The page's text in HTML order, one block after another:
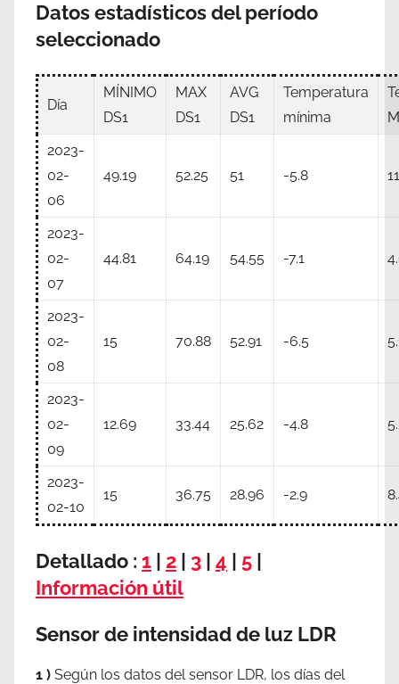
Datos estadísticos del período
seleccionado
Día
MÍNIMO
DS1
MAX
DS1
AVG
DS1
Temperatura
mínima
2023-
02-
06
49.19 52.25 51 -5.8
2023-
02-
07
44.81 64.19 54.55 -7.1
2023-
02-
08
15 70.88 52.91 -6.5
2023-
02-
09
12.69 33.44 25.62 -4.8
2023-
02-10
15 36.75 28.96 -2.9
Detallado : 1 2 3 4 5
Información útil
Sensor de intensidad de luz LDR
1 ) Según los datos del sensor LDR, los días del